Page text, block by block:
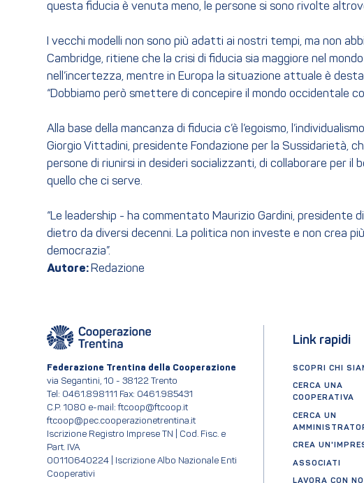
questa fiducia è venuta meno, le persone si sono rivolte
I vecchi modelli non sono più adatti ai nostri tempi, ma non
Cambridge, ritiene che la crisi di fiducia sia maggiore nel
nell’incertezza, mentre in Europa la situazione attuale è
“Dobbiamo però smettere di concepire il mondo occidentale
Alla base della mancanza di fiducia c’è l’egoismo,
Giorgio Vittadini, presidente Fondazione per la Sussidarietà,
persone di riunirsi in desideri socializzanti, di collaborare per
quello che ci serve.
“Le leadership - ha commentato Maurizio Gardini, presidente
dietro da diversi decenni. La politica non investe e non crea
democrazia”.
Autore: Redazione
Federazione Trentina della Cooperazione
via Segantini, 10 - 38122 Trento
Tel: 0461.898111 Fax: 0461.985431
C.P. 1080 e-mail: ftcoop@ftcoop.it
ftcoop@pec.cooperazionetrentina.it
Iscrizione Registro Imprese TN | Cod. Fisc. e
Part. IVA
00110640224 | Iscrizione Albo Nazionale Enti
Cooperativi
Link rapidi
SCOPRI CHI
CERCA UNA
COOPERATIVA
CERCA UN
CREA
ASSOCIATI
LAVORA CON NOI